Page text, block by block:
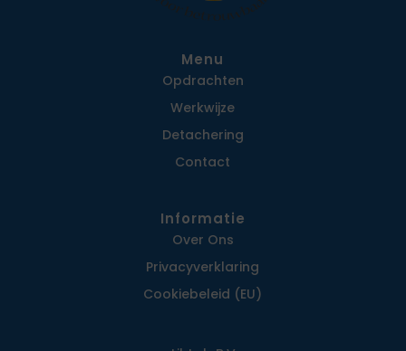
Menu
Opdrachten
Werkwijze
Detachering
Contact
Informatie
Over Ons
Privacy­verklaring
Cookiebeleid (EU)